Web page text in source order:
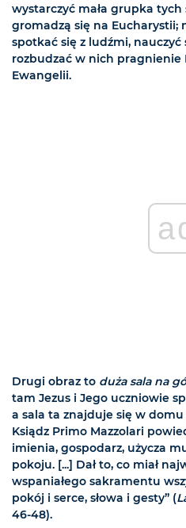
wystarczyć mała grupka
gromadzą się na Eucharystii;
spotkać się z ludźmi, nauczyć
rozbudzać w nich
Ewangelii.
Drugi obraz to duża sala na
tam Jezus i Jego uczniowie
a sala ta znajduje się w domu
Ksiądz Primo Mazzolari
imienia, gospodarz, użycza
pokoju. [...] Dał to, co miał
wspaniałego sakramentu
pokój i serce, słowa i gesty” (
46-48).